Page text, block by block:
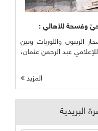
وفسحة للأهالي :
الزيتون واللوزيات وبين
عبد الرحمن عثمان،
المزيد
البريدية